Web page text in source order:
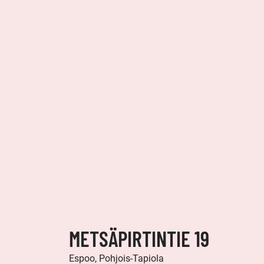
METSÄPIRTINTIE 19
Espoo, Pohjois-Tapiola